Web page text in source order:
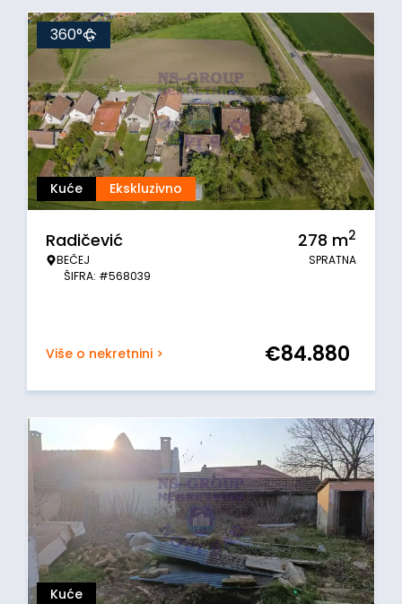
Kuće Ekskluzivno
360°
Radičević
BEČEJ
ŠIFRA: #568039
278 m2
SPRATNA
Više o nekretnini > €84.880
Kuće